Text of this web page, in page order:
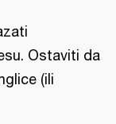
Ostaviti da
(ili